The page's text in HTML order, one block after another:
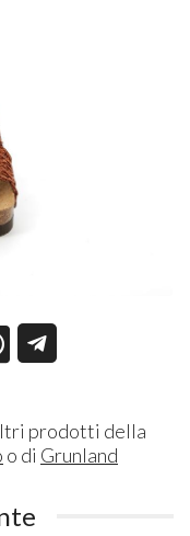
prodotti della
o di Grunland